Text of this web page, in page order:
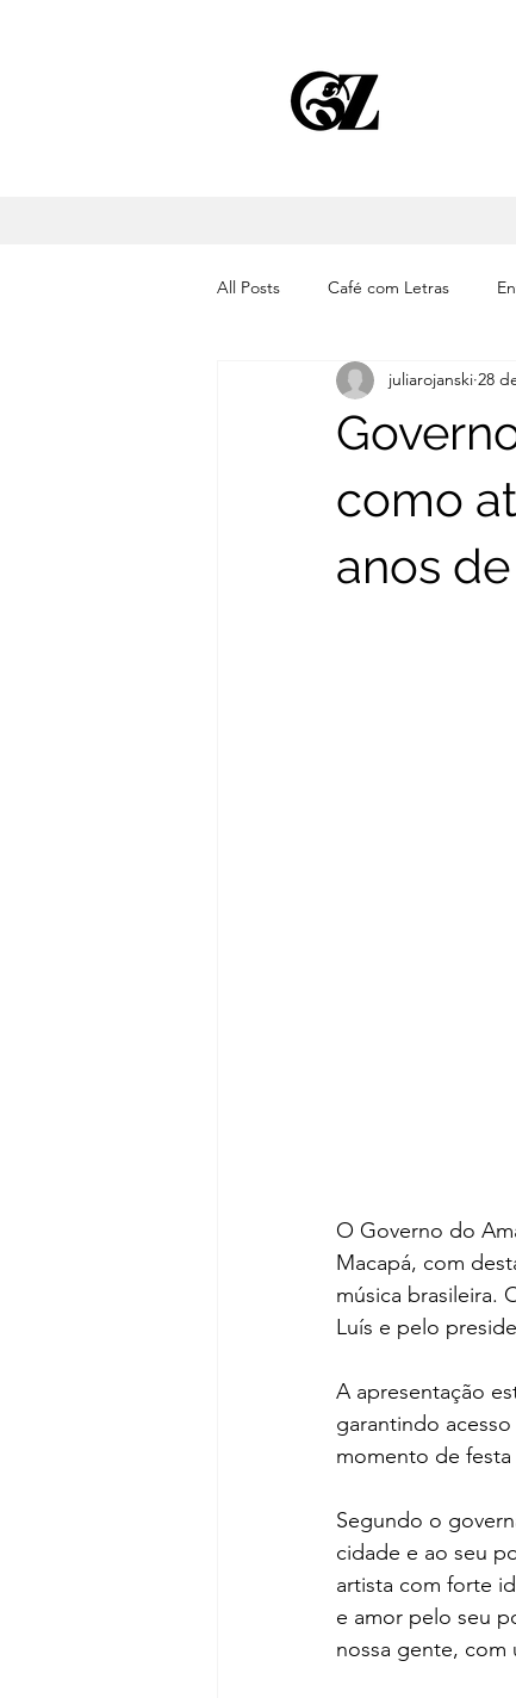
All Posts Café com Letras
Literatura
como
anos
juliarojanski 28
O Governo do
Macapá, com
música brasileira.
Luís e pelo
A apresentação
garantindo
momento de
Segundo o
cidade e ao seu
artista com forte
e amor pelo seu
nossa gente, com